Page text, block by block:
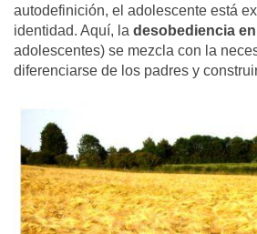
autodefinición, el adolescente está
identidad. Aquí, la desobediencia
adolescentes) se mezcla con la
diferenciarse de los padres y